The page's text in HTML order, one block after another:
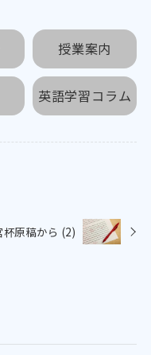
授業案内
英語学習コラム
原稿から (2)